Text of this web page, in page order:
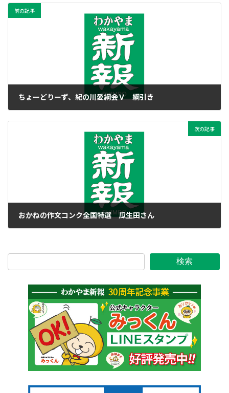
前の記事
ちょーどりーず、紀の川愛綱会Ｖ 綱引き
次の記事
おかねの作文コンク全国特選 瓜生田さん
検索